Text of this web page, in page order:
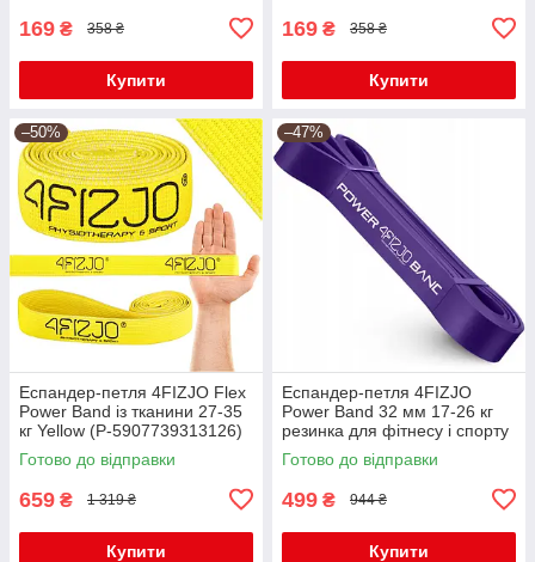
169 ₴ 358 ₴
Купити
169 ₴ 358 ₴
Купити
–50%
Еспандер-петля 4FIZJO Flex
Power Band із тканини 27-35
кг Yellow (P-5907739313126)
Готово до відправки
659 ₴ 1 319 ₴
Купити
–47%
Еспандер-петля 4FIZJO
Power Band 32 мм 17-26 кг
резинка для фітнесу і спорту
Violet (P-5907222931073)
Готово до відправки
499 ₴ 944 ₴
Купити